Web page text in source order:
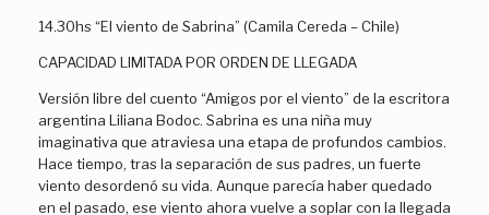
14.30hs “El viento de Sabrina” (Camila Cereda – Chile)
CAPACIDAD LIMITADA POR ORDEN DE LLEGADA
Versión libre del cuento “Amigos por el viento” de la escritora
argentina Liliana Bodoc. Sabrina es una niña muy
imaginativa que atraviesa una etapa de profundos cambios.
Hace tiempo, tras la separación de sus padres, un fuerte
viento desordenó su vida. Aunque parecía haber quedado
en el pasado, ese viento ahora vuelve a soplar con la llegada